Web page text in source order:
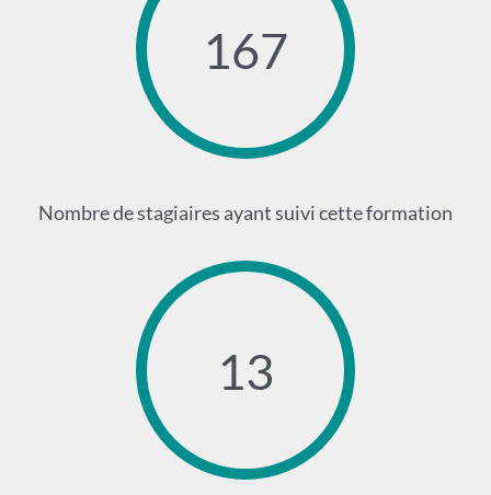
167
Nombre de stagiaires ayant suivi cette formation
13